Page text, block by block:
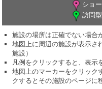
ショ
訪問型
施設の場所は正確でない場合
地図上に周辺の施設が表示さ
施設）
凡例をクリックすると、表示
地図上のマーカーをクリック
クするとその施設のページに